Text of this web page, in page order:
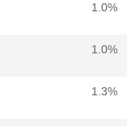
1.0%
1.0%
1.3%